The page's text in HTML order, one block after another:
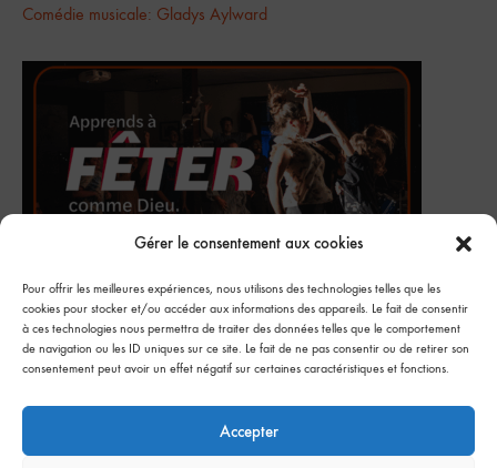
Gérer le consentement aux cookies
Pour offrir les meilleures expériences, nous utilisons des technologies telles que les
cookies pour stocker et/ou accéder aux informations des appareils. Le fait de consentir
à ces technologies nous permettra de traiter des données telles que le comportement
de navigation ou les ID uniques sur ce site. Le fait de ne pas consentir ou de retirer son
consentement peut avoir un effet négatif sur certaines caractéristiques et fonctions.
Accepter
Comédie musicale: Gladys Aylward
JEM Dunham : Semaine de célébration